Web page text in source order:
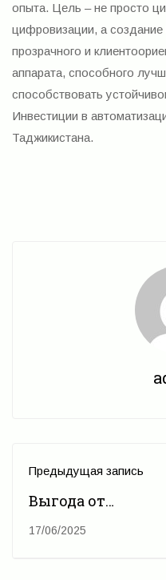
опыта. Цель – не просто
цифровизации, а
прозрачного и
аппарата, способного
способствовать
Инвестиции в
Таджикистана.
Предыдущая запись
Выгода от
цифровизации
17/06/2025